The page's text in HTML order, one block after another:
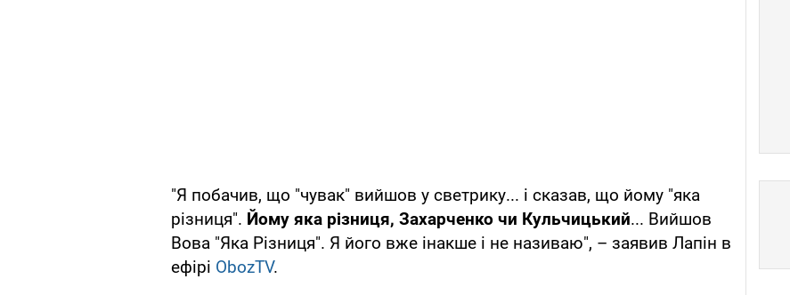
"Я побачив, що "чувак" вийшов у светрику... і сказав, що йому "яка
різниця". Йому яка різниця, Захарченко чи Кульчицький... Вийшов
Вова "Яка Різниця". Я його вже інакше і не називаю", – заявив Лапін в
ефірі ObozTV.